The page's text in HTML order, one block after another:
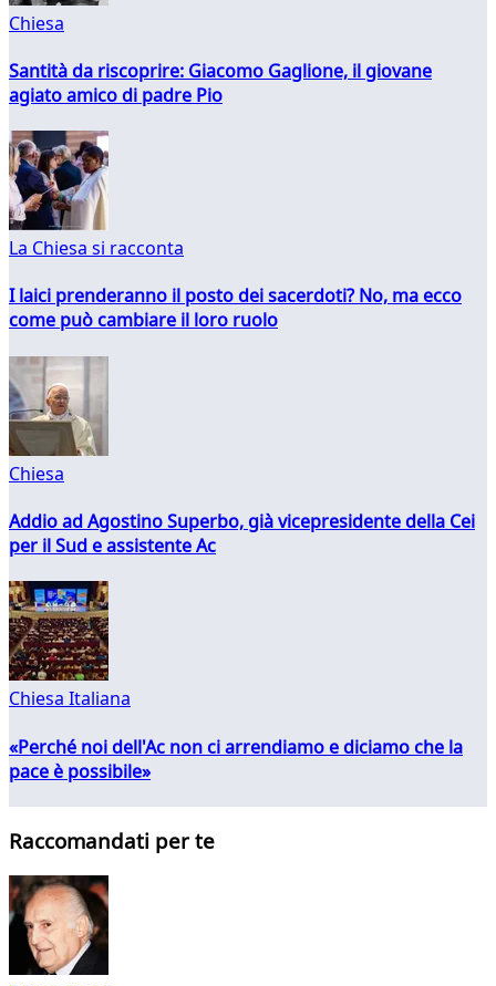
Chiesa
Santità da riscoprire: Giacomo Gaglione, il giovane
agiato amico di padre Pio
La Chiesa si racconta
I laici prenderanno il posto dei sacerdoti? No, ma ecco
come può cambiare il loro ruolo
Chiesa
Addio ad Agostino Superbo, già vicepresidente della Cei
per il Sud e assistente Ac
Chiesa Italiana
«Perché noi dell'Ac non ci arrendiamo e diciamo che la
pace è possibile»
Raccomandati per te